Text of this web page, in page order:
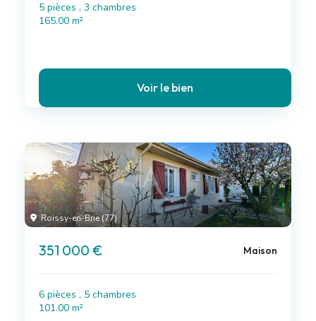
5 pièces , 3 chambres
165.00 m²
Voir le bien
Roissy-en-Brie (77)
351 000 € Maison
6 pièces , 5 chambres
101.00 m²